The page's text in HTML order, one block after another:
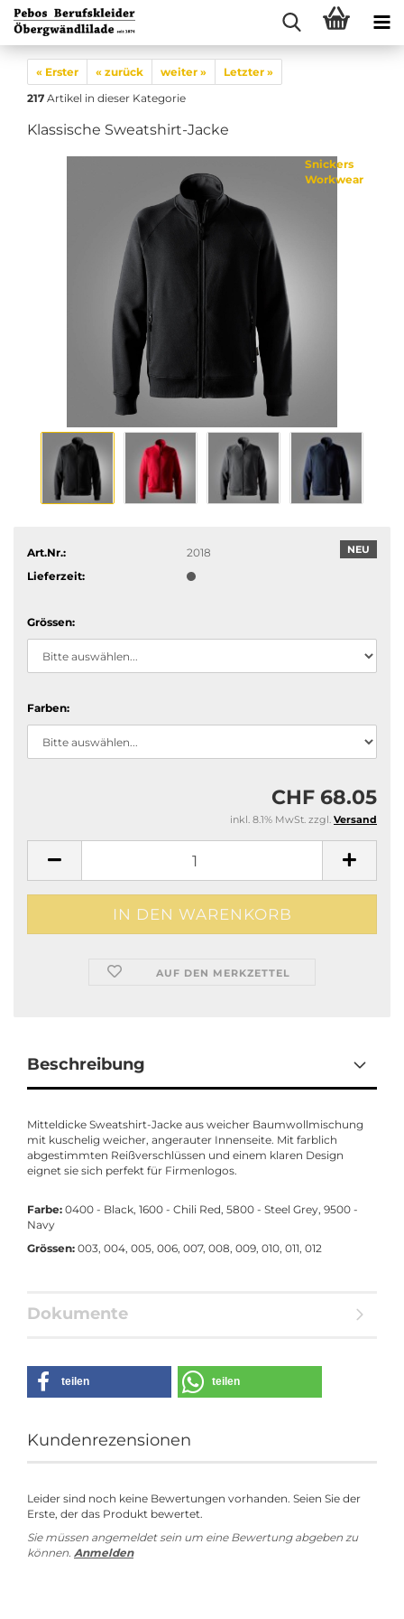
« Erster « zurück weiter »
Letzter »
217 Artikel in dieser Kategorie
Klassische Sweatshirt-Jacke
Snickers
Workwear
NEU
Art.Nr.:
2018
Lieferzeit:
Grössen:
Farben:
CHF 68.05
inkl. 8.1% MwSt. zzgl. Versand
AUF DEN MERKZETTEL
Beschreibung
Mitteldicke Sweatshirt-Jacke aus weicher Baumwollmischung
mit kuschelig weicher, angerauter Innenseite. Mit farblich
abgestimmten Reißverschlüssen und einem klaren Design
eignet sie sich perfekt für Firmenlogos.
Farbe: 0400 - Black, 1600 - Chili Red, 5800 - Steel Grey, 9500 -
Navy
Grössen: 003, 004, 005, 006, 007, 008, 009, 010, 011, 012
Dokumente
teilen teilen
Kundenrezensionen
Leider sind noch keine Bewertungen vorhanden. Seien Sie der
Erste, der das Produkt bewertet.
Sie müssen angemeldet sein um eine Bewertung abgeben zu
können. Anmelden